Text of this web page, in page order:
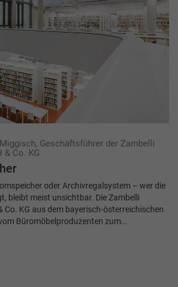
Geschäftsführer der Zambelli
Co. KG
oder Archivregalsystem – wer die
bleibt meist unsichtbar. Die Zambelli
Co. KG aus dem bayerisch-österreichischen
Büromöbelproduzenten zum…